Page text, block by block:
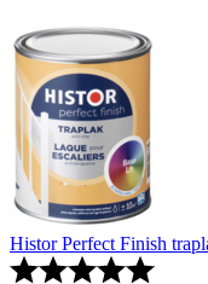
Histor Perfect Finish